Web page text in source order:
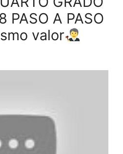
PASO A PASO
valor